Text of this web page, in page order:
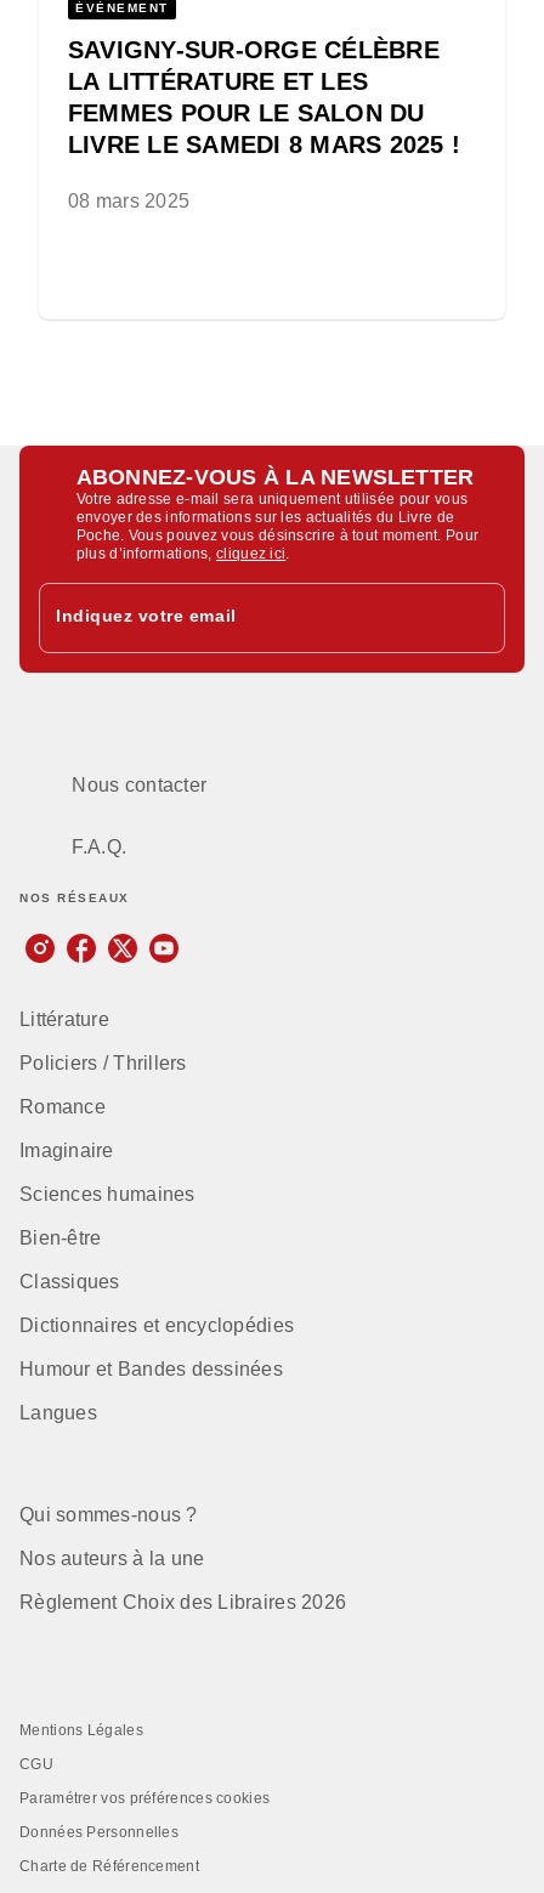
ÉVÈNEMENT
SAVIGNY-SUR-ORGE CÉLÈBRE
LA LITTÉRATURE ET LES
FEMMES POUR LE SALON DU
LIVRE LE SAMEDI 8 MARS 2025 !
08 mars 2025
ABONNEZ-VOUS À LA NEWSLETTER
Votre adresse e-mail sera uniquement utilisée pour vous
envoyer des informations sur les actualités du Livre de
Poche. Vous pouvez vous désinscrire à tout moment. Pour
plus d’informations,cliquez ici.
Indiquez votre email
Nous contacter
F.A.Q.
NOS RÉSEAUX
Littérature
Policiers / Thrillers
Romance
Imaginaire
Sciences humaines
Bien-être
Classiques
Dictionnaires et encyclopédies
Humour et Bandes dessinées
Langues
Qui sommes-nous ?
Nos auteurs à la une
Règlement Choix des Libraires 2026
Mentions Légales
CGU
Paramétrer vos préférences cookies
Données Personnelles
Charte de Référencement